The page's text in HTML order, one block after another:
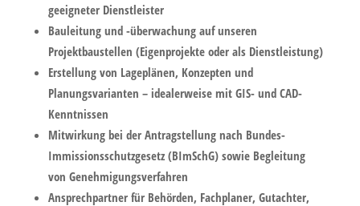
geeigneter Dienstleister
Bauleitung und -überwachung auf unseren
Projektbaustellen (Eigenprojekte oder als Dienstleistung)
Erstellung von Lageplänen, Konzepten und
Planungsvarianten – idealerweise mit GIS- und CAD-
Kenntnissen
Mitwirkung bei der Antragstellung nach Bundes-
Immissionsschutzgesetz (BImSchG) sowie Begleitung
von Genehmigungsverfahren
Ansprechpartner für Behörden, Fachplaner, Gutachter,